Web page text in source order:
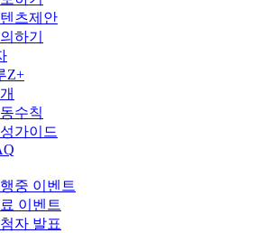
츠제안
하기
Z+
수칙
가이드
중 이벤트
이벤트
자 발표